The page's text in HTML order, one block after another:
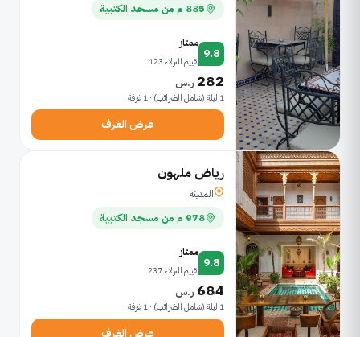
885 م من مسجد الكتبية
9.8
ممتاز
تقييم للنزلاء 123
282 ر.س
1 ليلة (شامل الضرائب) · 1 غرفة
عرض الغرف
رياض ملهون
المدينة
978 م من مسجد الكتبية
9.8
ممتاز
تقييم للنزلاء 237
684 ر.س
1 ليلة (شامل الضرائب) · 1 غرفة
عرض الغرف